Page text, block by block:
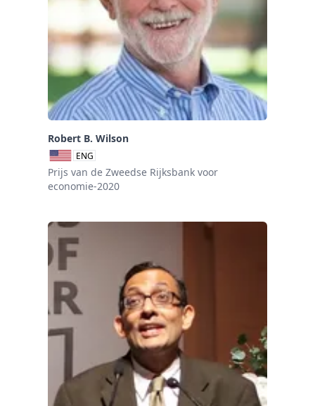
Robert B. Wilson
ENG
Prijs van de Zweedse Rijksbank voor
economie-2020